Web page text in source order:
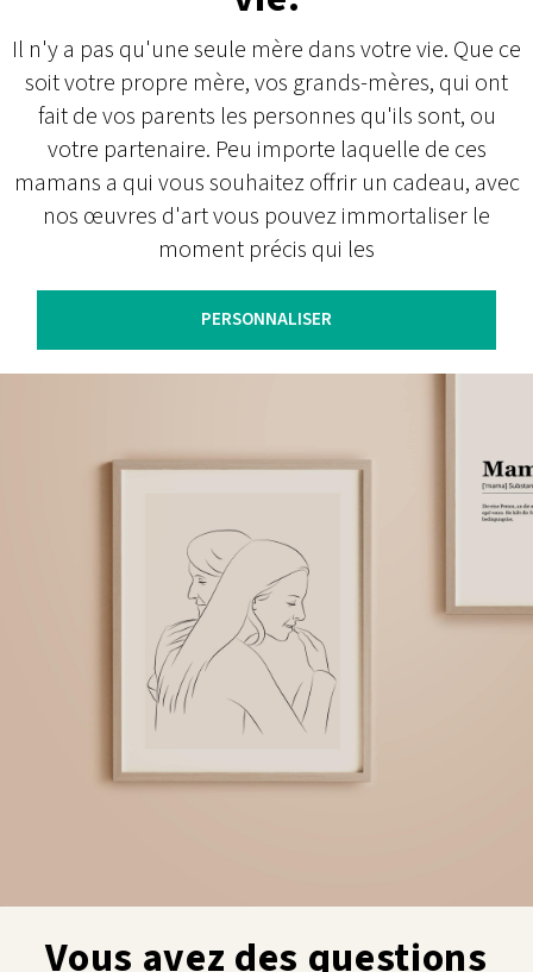
Il n'y a pas qu'une seule mère dans votre vie. Que ce
soit votre propre mère, vos grands-mères, qui ont
fait de vos parents les personnes qu'ils sont, ou
votre partenaire. Peu importe laquelle de ces
mamans a qui vous souhaitez offrir un cadeau, avec
nos œuvres d'art vous pouvez immortaliser le
moment précis qui les
PERSONNALISER
Vous avez des questions